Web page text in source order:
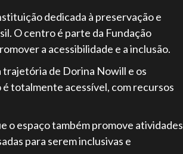
dedicada à preservação e
O centro é parte da Fundação
a acessibilidade e a inclusão.
de Dorina Nowill e os
é totalmente acessível, com recursos
o espaço também promove atividades
para serem inclusivas e